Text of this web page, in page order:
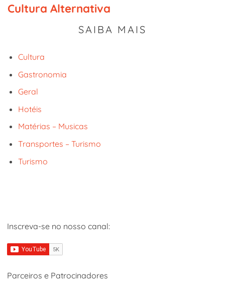
Cultura Alternativa
SAIBA MAIS
Cultura
Gastronomia
Geral
Hotéis
Matérias – Musicas
Transportes – Turismo
Turismo
Inscreva-se no nosso canal:
Parceiros e Patrocinadores